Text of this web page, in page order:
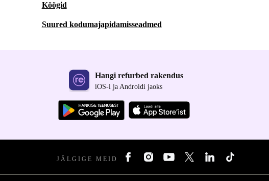
Köögid
Suured kodumajapidamisseadmed
Hangi refurbed rakendus
iOS-i ja Androidi jaoks
JÄLGIGE MEID